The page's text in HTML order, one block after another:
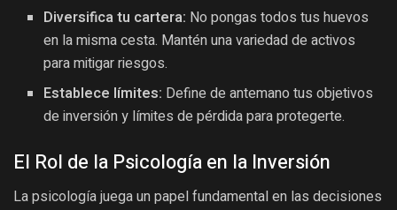
Diversifica tu cartera: No pongas todos tus huevos
en la misma cesta. Mantén una variedad de activos
para mitigar riesgos.
Establece límites: Define de antemano tus objetivos
de inversión y límites de pérdida para protegerte.
El Rol de la Psicología en la Inversión
La psicología juega un papel fundamental en las decisiones